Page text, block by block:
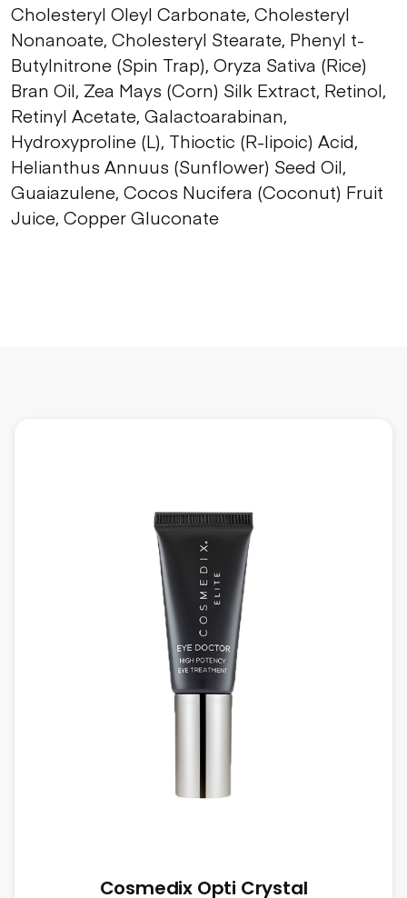
Cholesteryl Oleyl Carbonate, Cholesteryl
Nonanoate, Cholesteryl Stearate, Phenyl t-
Butylnitrone (Spin Trap), Oryza Sativa (Rice)
Bran Oil, Zea Mays (Corn) Silk Extract, Retinol,
Retinyl Acetate, Galactoarabinan,
Hydroxyproline (L), Thioctic (R-lipoic) Acid,
Helianthus Annuus (Sunflower) Seed Oil,
Guaiazulene, Cocos Nucifera (Coconut) Fruit
Juice, Copper Gluconate
Cosmedix Opti Crystal